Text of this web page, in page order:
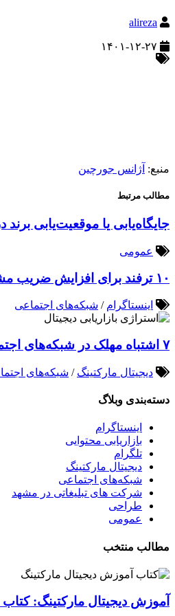
alireza
منبع: آژانس جورچین
مطالب مرتبط
جایگاه‌یابی یا موقعیت‌یابی
عمومی
۱۰ ترفند برای افزایش ضریب مشارکت در اینستاگرام
اینستاگرام / شبکه‌های اجتماعی
۷ اشتباه مهلک در شبکه‌های اجتماعی
دیجیتال مارکتینگ / شبکه‌های
دسته‌بندی وبلاگ
اینستاگرام
بازاریابی محتوایی
تلگرام
دیجیتال مارکتینگ
شبکه‌های اجتماعی
شرکت های تبلیغاتی در مشهد
طراحی
عمومی
مطالب منتخب
آموزش دیجیتال مارکتینگ: کتاب Digital marketing for dummies اصول و ابزارها